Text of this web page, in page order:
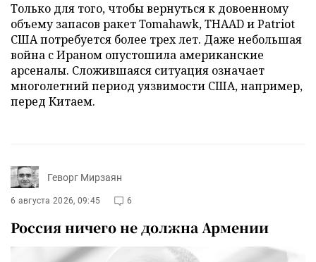
Только для того, чтобы вернуться к довоенному
объему запасов ракет Tomahawk, THAAD и Patriot
США потребуется более трех лет. Даже небольшая
война с Ираном опустошила американские
арсеналы. Сложившаяся ситуация означает
многолетний период уязвимости США, например,
перед Китаем.
Геворг Мирзаян
6 августа 2026, 09:45 6
Россия ничего не должна Армении